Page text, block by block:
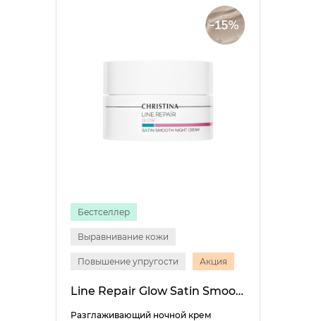
Бестселлер
Выравнивание кожи
Повышение упругости Акция
Line Repair Glow Satin Smooth Night Cream
Разглаживающий ночной крем